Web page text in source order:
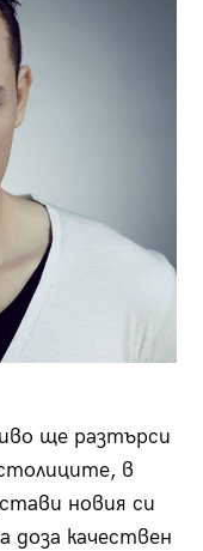
ще разтърси
в
новия си
доза качествен